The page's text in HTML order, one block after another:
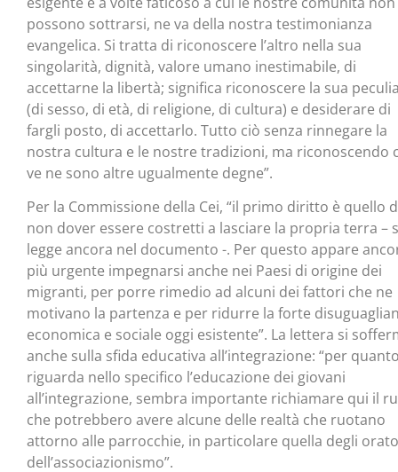
possono sottrarsi, ne va della nostra testimonianza
evangelica. Si tratta di riconoscere l’altro nella sua
singolarità, dignità, valore umano inestimabile, di
accettarne la libertà; significa riconoscere la sua
(di sesso, di età, di religione, di cultura) e desiderare di
fargli posto, di accettarlo. Tutto ciò senza rinnegare la
nostra cultura e le nostre tradizioni, ma riconoscendo
ve ne sono altre ugualmente degne”.
Per la Commissione della Cei, “il primo diritto è quello
non dover essere costretti a lasciare la propria terra –
legge ancora nel documento -. Per questo appare
più urgente impegnarsi anche nei Paesi di origine dei
migranti, per porre rimedio ad alcuni dei fattori che ne
motivano la partenza e per ridurre la forte
economica e sociale oggi esistente”. La lettera si
anche sulla sfida educativa all’integrazione: “per
riguarda nello specifico l’educazione dei giovani
all’integrazione, sembra importante richiamare qui il
che potrebbero avere alcune delle realtà che ruotano
attorno alle parrocchie, in particolare quella degli
dell’associazionismo”.